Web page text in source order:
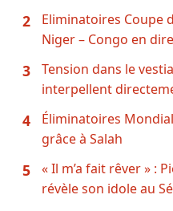
2
Eliminatoires Coupe
Niger – Congo en
3
Tension dans le
interpellent
4
Éliminatoires
grâce à Salah
5
« Il m’a fait rêver » :
révèle son idole au